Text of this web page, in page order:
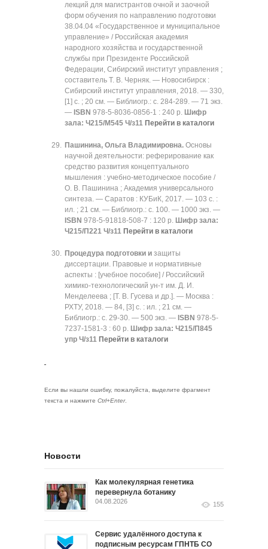
лекций для магистрантов очной и заочной
форм обучения по направлению подготовки
38.04.04 «Государственное и муниципальное
управление» / Российская академия
народного хозяйства и государственной
службы при Президенте Российской
Федерации, Сибирский институт управления ;
составитель Т. В. Черняк. — Новосибирск :
Сибирский институт управления, 2018. — 330,
[1] с. ; 20 см. — Библиогр.: с. 284-289. — 71 экз.
— ISBN 978-5-8036-0856-1 : 240 р. Шифр
зала: Ч215/М545 Ч/з11 Перейти в каталоги
Пашинина, Ольга Владимировна. Основы
научной деятельности: реферирование как
средство развития концептуального
мышления : учебно-методическое пособие /
О. В. Пашинина ; Академия универсального
синтеза. — Саратов : КУБиК, 2017. — 103 с. :
ил. ; 21 см. — Библиогр.: с. 100. — 1000 экз. —
ISBN 978-5-91818-508-7 : 120 р. Шифр зала:
Ч215/П221 Ч/з11 Перейти в каталоги
Процедура подготовки и защиты
диссертации. Правовые и нормативные
аспекты : [учебное пособие] / Российский
химико-технологический ун-т им. Д. И.
Менделеева ; [Т. В. Гусева и др.]. — Москва :
РХТУ, 2018. — 84, [3] с. : ил. ; 21 см. —
Библиогр.: с. 29-30. — 500 экз. — ISBN 978-5-
7237-1581-3 : 60 р. Шифр зала: Ч215/П845
упр Ч/з11 Перейти в каталоги
Если вы нашли ошибку, пожалуйста, выделите фрагмент
текста и нажмите Ctrl+Enter.
Новости
Как молекулярная генетика
перевернула ботанику
04.08.2026 155
Сервис удалённого доступа к
подписным ресурсам ГПНТБ СО